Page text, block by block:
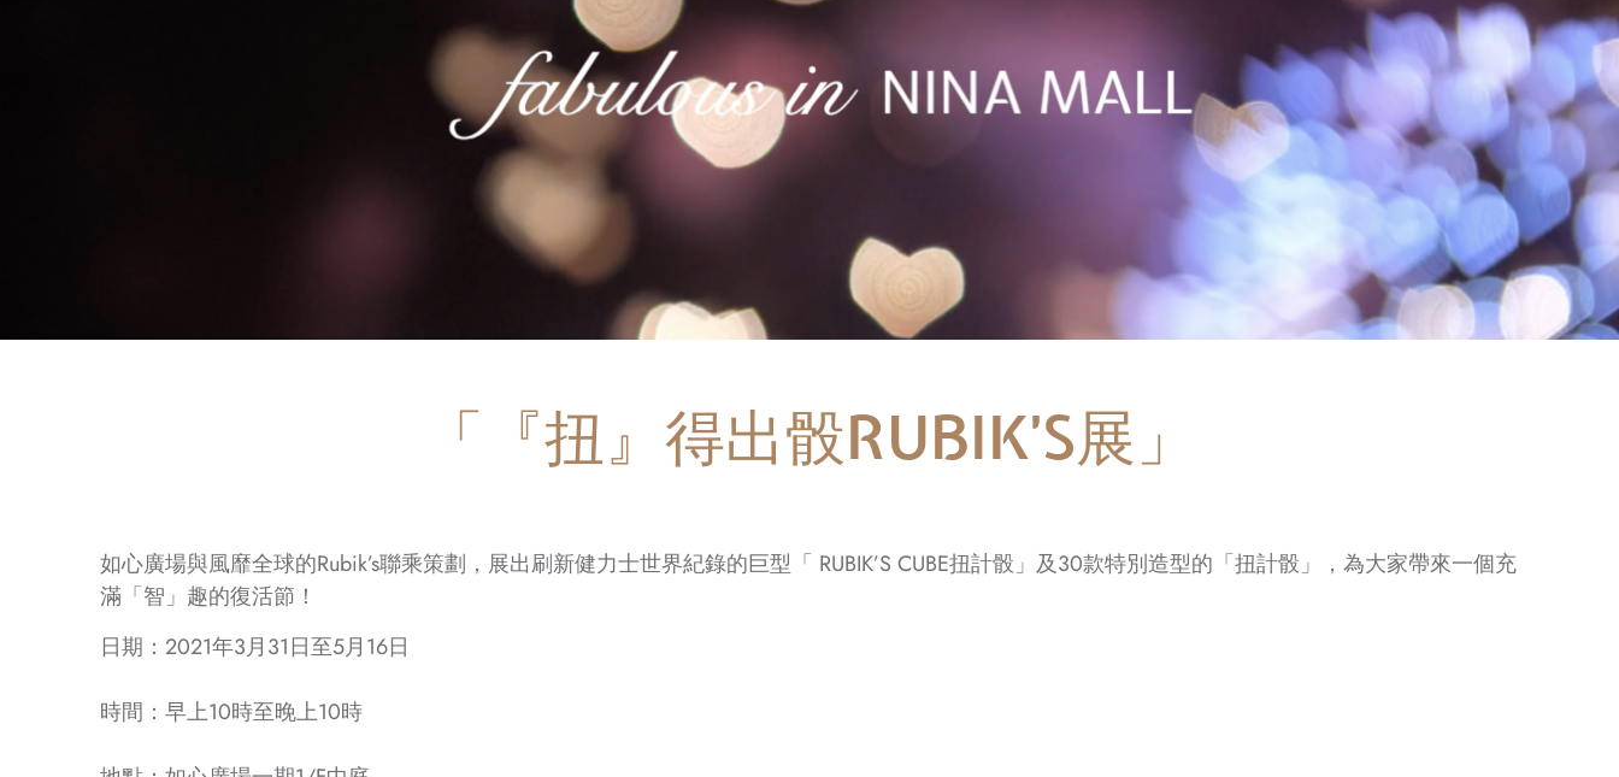
「『扭』得出骰RUBIK’S展」
如心廣場與風靡全球的Rubik’s聯乘策劃，展出刷新健力士世界紀錄的巨型「 RUBIK’S CUBE扭計骰」及30款特別造型的「扭計骰」，為大家帶來一個充
滿「智」趣的復活節！
日期：2021年3月31日至5月16日
時間：早上10時至晚上10時